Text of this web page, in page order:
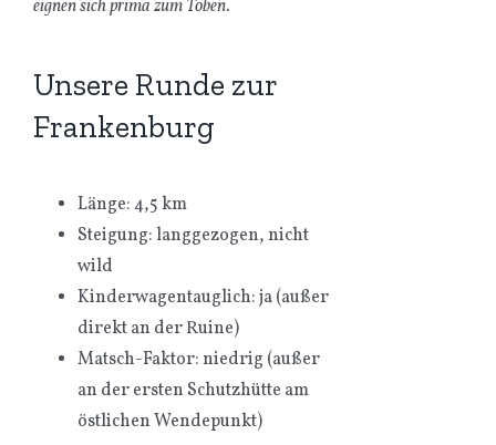
eignen sich prima zum Toben.
Unsere Runde zur
Frankenburg
Länge: 4,5 km
Steigung: langgezogen, nicht
wild
Kinderwagentauglich: ja (außer
direkt an der Ruine)
Matsch-Faktor: niedrig (außer
an der ersten Schutzhütte am
östlichen Wendepunkt)